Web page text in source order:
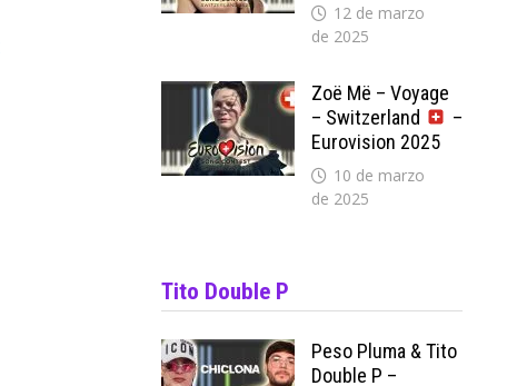
12 de marzo
de 2025
Zoë Më – Voyage
– Switzerland
–
Eurovision 2025
10 de marzo
de 2025
Tito Double P
Peso Pluma & Tito
Double P –